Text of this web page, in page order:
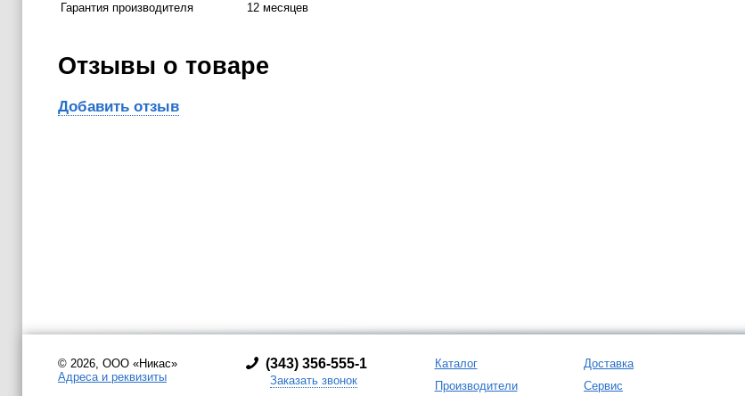
Гарантия производителя
12 месяцев
Отзывы о товаре
Добавить отзыв
© 2026, ООО «Никас»
Адреса и реквизиты
(343) 356-555-1
Заказать звонок
Каталог
Доставка
Производители
Сервис